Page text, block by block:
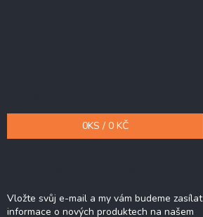
0KS / 0 KČ
Vložte svůj e-mail a my vám budeme zasílat
informace o nových produktech na našem